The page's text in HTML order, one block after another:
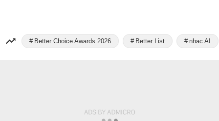
Better Choice Awards 2026 Better List nhạc AI